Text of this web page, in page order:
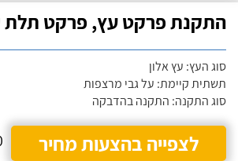
התקנת פרקט עץ, פרקט תלת
סוג העץ: עץ אלון
תשתית קיימת: על גבי מרצפות
סוג התקנה: התקנה בהדבקה
לצפייה בהצעות מחיר
0